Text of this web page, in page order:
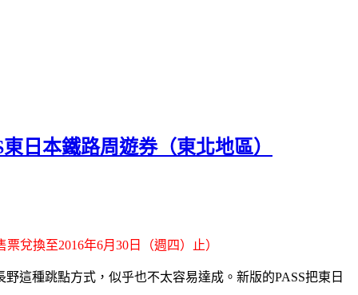
日本鐵路周遊券（東北地區）
兌換至2016年6月30日（週四）止）
這種跳點方式，似乎也不太容易達成。新版的PASS把東日